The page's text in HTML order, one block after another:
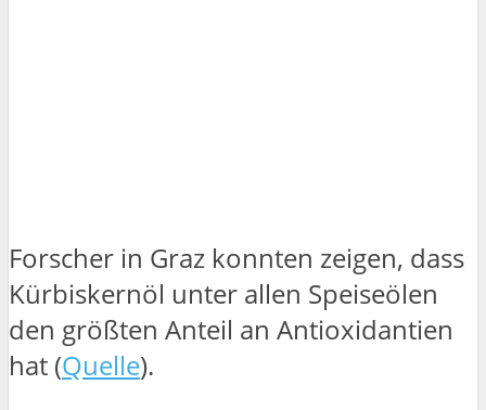
Forscher in Graz konnten zeigen, dass
Kürbiskernöl unter allen Speiseölen
den größten Anteil an Antioxidantien
hat (Quelle).